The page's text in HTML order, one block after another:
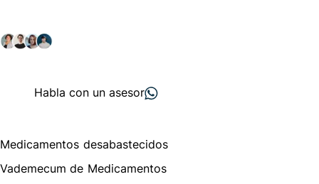
Habla con un asesor
Medicamentos desabastecidos
Vademecum de Medicamentos